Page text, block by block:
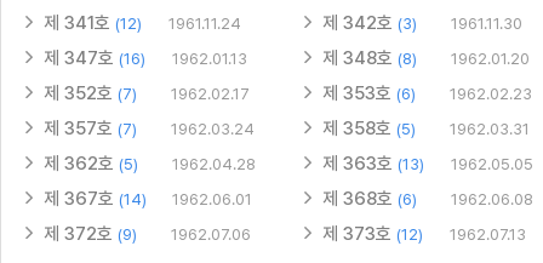
제 341호 (12) 1961.11.24 제 342호 (3) 1961.11.30
제 347호 (16) 1962.01.13 제 348호 (8) 1962.01.20
제 352호 (7) 1962.02.17 제 353호 (6) 1962.02.23
제 357호 (7) 1962.03.24 제 358호 (5) 1962.03.31
제 362호 (5) 1962.04.28 제 363호 (13) 1962.05.05
제 367호 (14) 1962.06.01 제 368호 (6) 1962.06.08
제 372호 (9) 1962.07.06 제 373호 (12) 1962.07.13